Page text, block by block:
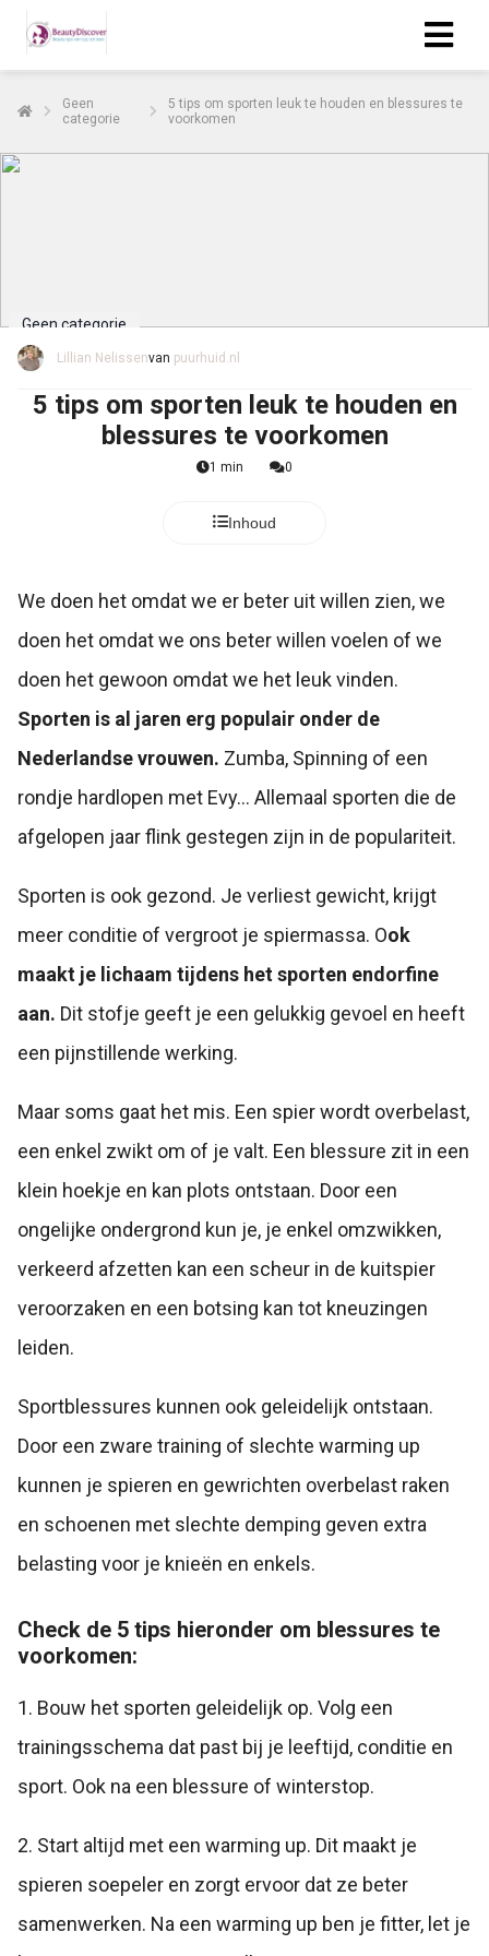
Geen
categorie
5 tips om sporten leuk te houden en blessures te
voorkomen
Geen categorie
Lillian Nelissenvan puurhuid.nl
5 tips om sporten leuk te houden en
blessures te voorkomen
1 min 0
Inhoud
We doen het omdat we er beter uit willen zien, we
doen het omdat we ons beter willen voelen of we
doen het gewoon omdat we het leuk vinden.
Sporten is al jaren erg populair onder de
Nederlandse vrouwen. Zumba, Spinning of een
rondje hardlopen met Evy… Allemaal sporten die de
afgelopen jaar flink gestegen zijn in de populariteit.
Sporten is ook gezond. Je verliest gewicht, krijgt
meer conditie of vergroot je spiermassa. Ook
maakt je lichaam tijdens het sporten endorfine
aan. Dit stofje geeft je een gelukkig gevoel en heeft
een pijnstillende werking.
Maar soms gaat het mis. Een spier wordt overbelast,
een enkel zwikt om of je valt. Een blessure zit in een
klein hoekje en kan plots ontstaan. Door een
ongelijke ondergrond kun je, je enkel omzwikken,
verkeerd afzetten kan een scheur in de kuitspier
veroorzaken en een botsing kan tot kneuzingen
leiden.
Sportblessures kunnen ook geleidelijk ontstaan.
Door een zware training of slechte warming up
kunnen je spieren en gewrichten overbelast raken
en schoenen met slechte demping geven extra
belasting voor je knieën en enkels.
Check de 5 tips hieronder om blessures te
voorkomen:
1. Bouw het sporten geleidelijk op. Volg een
trainingsschema dat past bij je leeftijd, conditie en
sport. Ook na een blessure of winterstop.
2. Start altijd met een warming up. Dit maakt je
spieren soepeler en zorgt ervoor dat ze beter
samenwerken. Na een warming up ben je fitter, let je